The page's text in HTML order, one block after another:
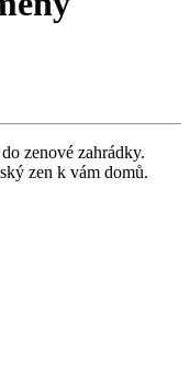
zenové zahrádky.
zen k vám domů.